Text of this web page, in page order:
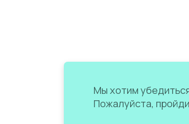
Мы хотим
Пожалуйста,